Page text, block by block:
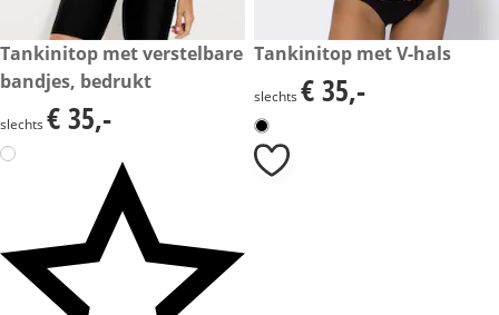
€ 35,-
Tankinitop met verstelbare
bandjes, bedrukt
€ 35,-
slechts € 35,-
€ 35,-
Tankinitop met V-hals
€ 35,-
slechts € 35,-